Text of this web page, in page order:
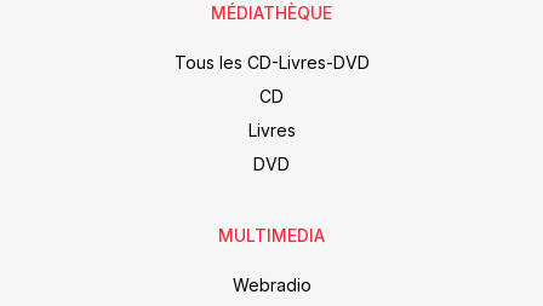
MÉDIATHÈQUE
Tous les CD-Livres-DVD
CD
Livres
DVD
MULTIMEDIA
Webradio